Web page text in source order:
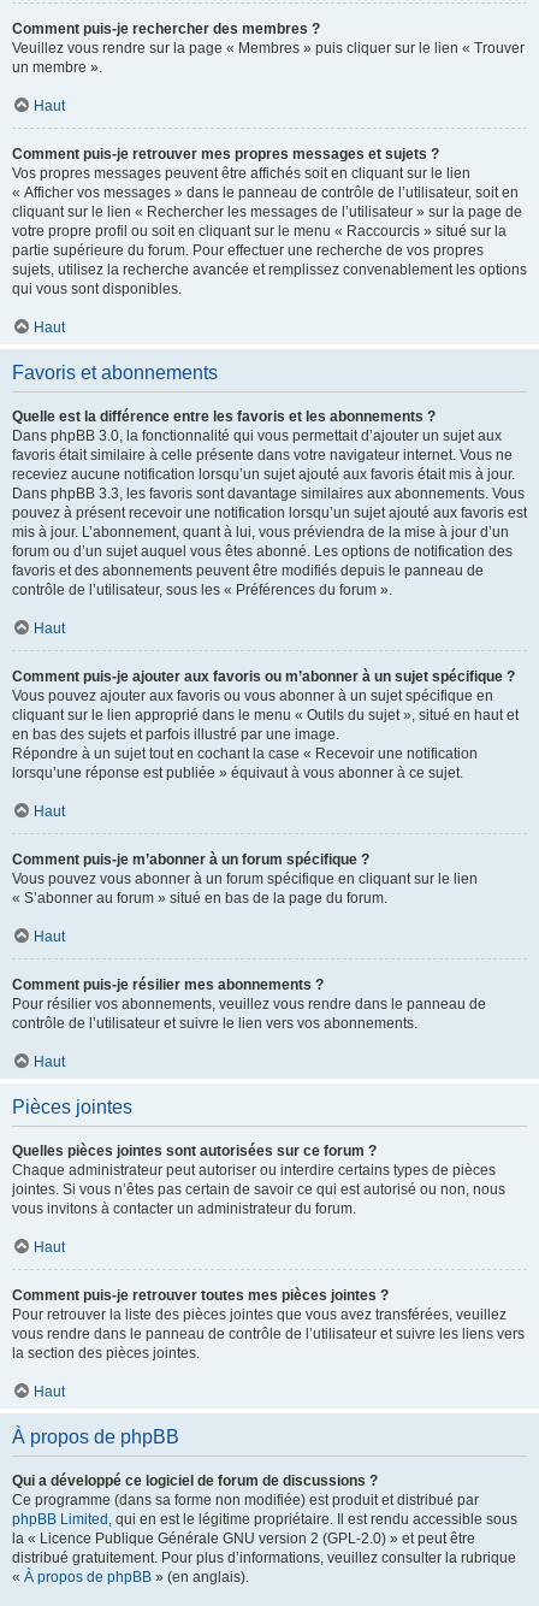
Comment puis-je rechercher des membres ?
Veuillez vous rendre sur la page « Membres » puis cliquer sur le lien « Trouver
un membre ».
Haut
Comment puis-je retrouver mes propres messages et sujets ?
Vos propres messages peuvent être affichés soit en cliquant sur le lien
« Afficher vos messages » dans le panneau de contrôle de l’utilisateur, soit en
cliquant sur le lien « Rechercher les messages de l’utilisateur » sur la page de
votre propre profil ou soit en cliquant sur le menu « Raccourcis » situé sur la
partie supérieure du forum. Pour effectuer une recherche de vos propres
sujets, utilisez la recherche avancée et remplissez convenablement les options
qui vous sont disponibles.
Haut
Favoris et abonnements
Quelle est la différence entre les favoris et les abonnements ?
Dans phpBB 3.0, la fonctionnalité qui vous permettait d’ajouter un sujet aux
favoris était similaire à celle présente dans votre navigateur internet. Vous ne
receviez aucune notification lorsqu’un sujet ajouté aux favoris était mis à jour.
Dans phpBB 3.3, les favoris sont davantage similaires aux abonnements. Vous
pouvez à présent recevoir une notification lorsqu’un sujet ajouté aux favoris est
mis à jour. L’abonnement, quant à lui, vous préviendra de la mise à jour d’un
forum ou d’un sujet auquel vous êtes abonné. Les options de notification des
favoris et des abonnements peuvent être modifiés depuis le panneau de
contrôle de l’utilisateur, sous les « Préférences du forum ».
Haut
Comment puis-je ajouter aux favoris ou m’abonner à un sujet spécifique ?
Vous pouvez ajouter aux favoris ou vous abonner à un sujet spécifique en
cliquant sur le lien approprié dans le menu « Outils du sujet », situé en haut et
en bas des sujets et parfois illustré par une image.
Répondre à un sujet tout en cochant la case « Recevoir une notification
lorsqu’une réponse est publiée » équivaut à vous abonner à ce sujet.
Haut
Comment puis-je m’abonner à un forum spécifique ?
Vous pouvez vous abonner à un forum spécifique en cliquant sur le lien
« S’abonner au forum » situé en bas de la page du forum.
Haut
Comment puis-je résilier mes abonnements ?
Pour résilier vos abonnements, veuillez vous rendre dans le panneau de
contrôle de l’utilisateur et suivre le lien vers vos abonnements.
Haut
Pièces jointes
Quelles pièces jointes sont autorisées sur ce forum ?
Chaque administrateur peut autoriser ou interdire certains types de pièces
jointes. Si vous n’êtes pas certain de savoir ce qui est autorisé ou non, nous
vous invitons à contacter un administrateur du forum.
Haut
Comment puis-je retrouver toutes mes pièces jointes ?
Pour retrouver la liste des pièces jointes que vous avez transférées, veuillez
vous rendre dans le panneau de contrôle de l’utilisateur et suivre les liens vers
la section des pièces jointes.
Haut
À propos de phpBB
Qui a développé ce logiciel de forum de discussions ?
Ce programme (dans sa forme non modifiée) est produit et distribué par
phpBB Limited , qui en est le légitime propriétaire. Il est rendu accessible sous
la « Licence Publique Générale GNU version 2 (GPL-2.0) » et peut être
distribué gratuitement. Pour plus d’informations, veuillez consulter la rubrique
« À propos de phpBB » (en anglais).